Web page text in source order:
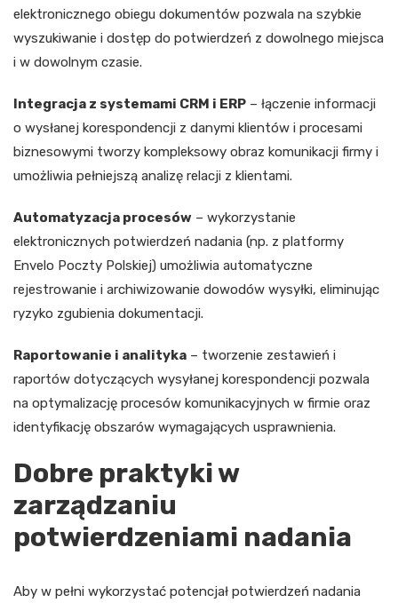
elektronicznego obiegu dokumentów pozwala na szybkie
wyszukiwanie i dostęp do potwierdzeń z dowolnego miejsca
i w dowolnym czasie.
Integracja z systemami CRM i ERP – łączenie informacji
o wysłanej korespondencji z danymi klientów i procesami
biznesowymi tworzy kompleksowy obraz komunikacji firmy i
umożliwia pełniejszą analizę relacji z klientami.
Automatyzacja procesów – wykorzystanie
elektronicznych potwierdzeń nadania (np. z platformy
Envelo Poczty Polskiej) umożliwia automatyczne
rejestrowanie i archiwizowanie dowodów wysyłki, eliminując
ryzyko zgubienia dokumentacji.
Raportowanie i analityka – tworzenie zestawień i
raportów dotyczących wysyłanej korespondencji pozwala
na optymalizację procesów komunikacyjnych w firmie oraz
identyfikację obszarów wymagających usprawnienia.
Dobre praktyki w
zarządzaniu
potwierdzeniami nadania
Aby w pełni wykorzystać potencjał potwierdzeń nadania